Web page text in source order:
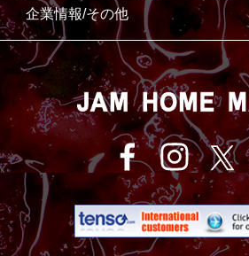
企業情報/その他